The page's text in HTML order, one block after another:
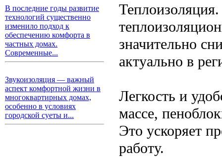
В последние годы развитие
технологий существенно
изменило подход к
обеспечению комфорта в
частных домах.
Современные...
Звукоизоляция — важный
аспект комфортной жизни в
многоквартирных домах,
особенно в условиях
городской суеты и...
значительно
актуально в
Легкость и
массе,
Это ускоряет
работу.